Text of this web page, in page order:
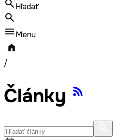
Hľadať
Menu
/
Články